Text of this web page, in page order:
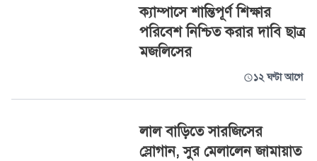
ক্যাম্পাসে শান্তিপূর্ণ শিক্ষার
পরিবেশ নিশ্চিত করার দাবি ছাত্র
মজলিসের
১২ ঘণ্টা আগে
লাল বাড়িতে সারজিসের
স্লোগান, সুর মেলালেন জামায়াত